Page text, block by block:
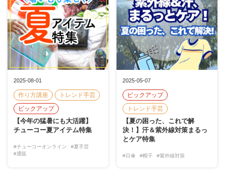
2025-08-01
作り方講座
トレンド手芸
ピックアップ
【今年の猛暑にも大活躍】
チューコー夏アイテム特集
#チューコーオンライン
#夏手芸
#通販
2025-05-07
ピックアップ
トレンド手芸
【夏の困った、これで解
決！】汗＆紫外線対策まるっ
とケア特集
#日傘 #帽子 #紫外線対策